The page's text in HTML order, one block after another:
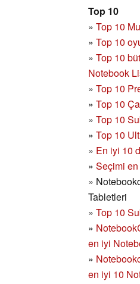
Top 10
» Top 10
» Top 10
» Top 10
Notebook
» Top 10
» Top 10
» Top 10
» Top 10
» En iyi 10
» Seçimi
»
Tabletleri
» Top 10
»
en iyi
»
en iyi 10